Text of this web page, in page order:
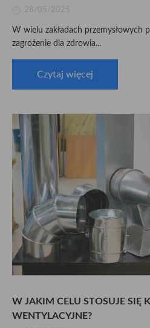
28/05/2025
W wielu zakładach przemysłowych
zagrożenie dla zdrowia...
Czytaj więcej
W JAKIM CELU STOSUJE SIĘ
WENTYLACYJNE?